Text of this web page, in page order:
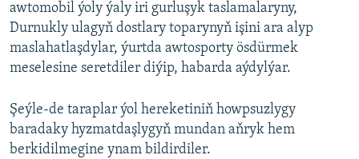
awtomobil ýoly ýaly iri gurluşyk taslamalaryny,
Durnukly ulagyň dostlary toparynyň işini ara alyp
maslahatlaşdylar, ýurtda awtosporty ösdürmek
meselesine seretdiler diýip, habarda aýdylýar.
Şeýle-de taraplar ýol hereketiniň howpsuzlygy
baradaky hyzmatdaşlygyň mundan aňryk hem
berkidilmegine ynam bildirdiler.